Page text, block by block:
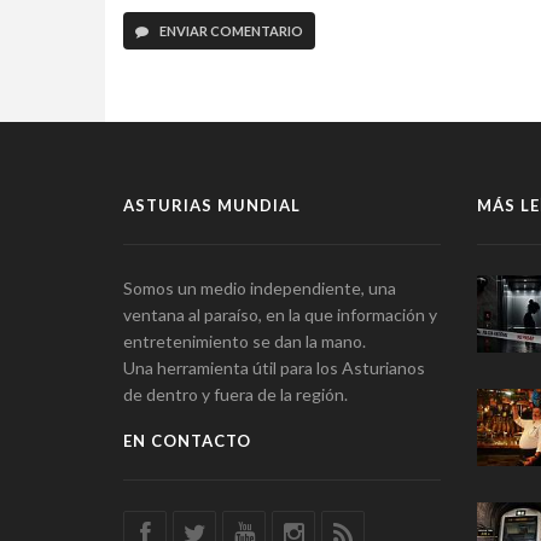
ENVIAR COMENTARIO
ASTURIAS MUNDIAL
Somos un medio independiente, una
ventana al paraíso, en la que información y
entretenimiento se dan la mano.
Una herramienta útil para los Asturianos
de dentro y fuera de la región.
EN CONTACTO
MÁS